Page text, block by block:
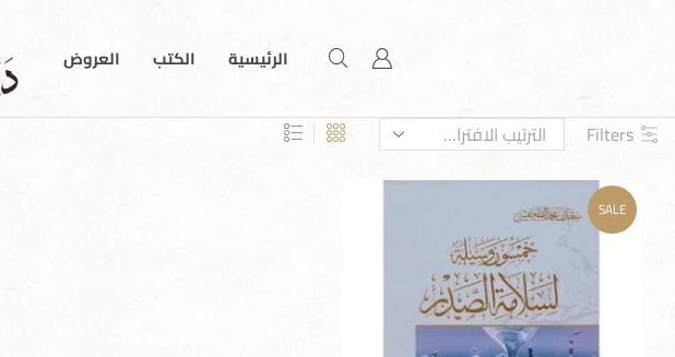
الرئيسية الكتب العروض
Filters
SALE